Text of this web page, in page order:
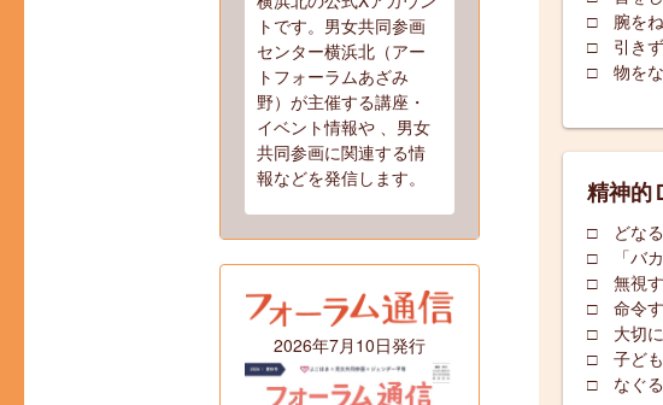
□ 腕を
□ 引きず
□ 物をな
精神的
□ どなる
□ 「バカ
□ 無視
□ 命令す
□ 大切に
□ 子ども
□ なぐる
トです。男女共同参画
センター横浜北（アー
トフォーラムあざみ
野）が主催する講座・
イベント情報や 、男女
共同参画に関連する情
報などを発信します。
2026年7月10日発行